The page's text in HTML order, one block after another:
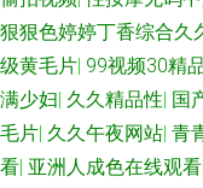
狠狠色婷婷丁香综合久
级黄毛片| 99视频30精
满少妇| 久久精品性| 国
毛片| 久久午夜网站| 青
看| 亚洲人成色在线观看